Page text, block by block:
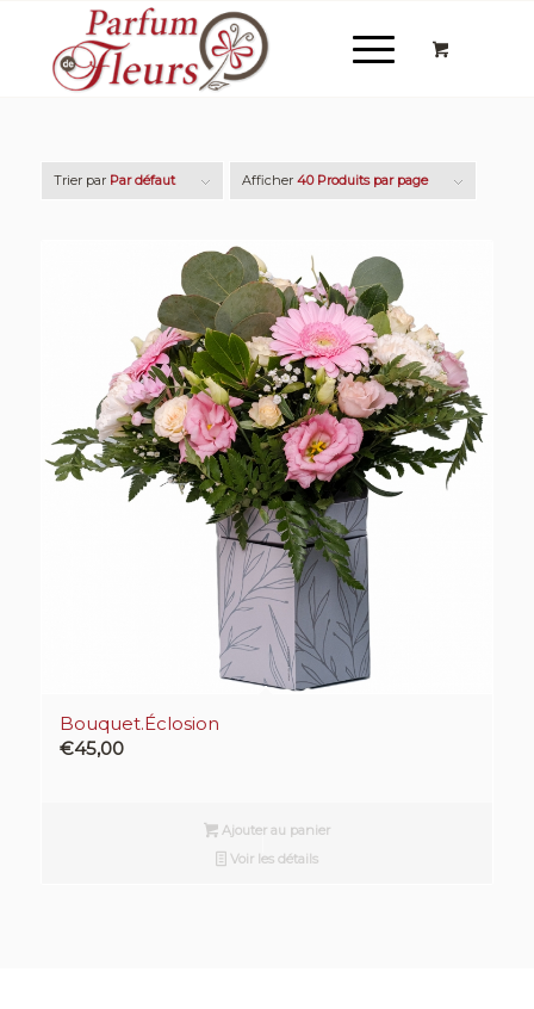
Trier par Par défaut Afficher 40 Produits par page
Bouquet.Éclosion
€45,00
Ajouter au panier
Voir les détails